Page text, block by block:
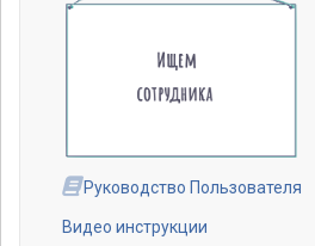
Руководство Пользователя
Видео инструкции